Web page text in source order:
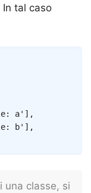
tal caso
a' ] ,
b' ] ,
una classe, si